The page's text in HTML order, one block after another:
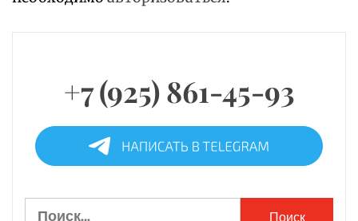
+7 (925) 861-45-93
Найти: